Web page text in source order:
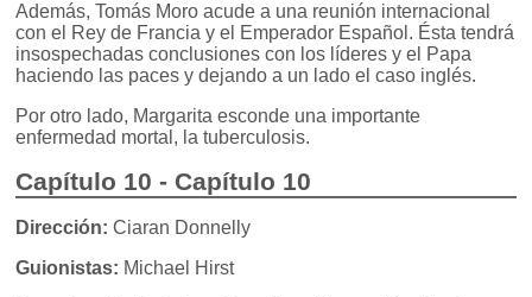
Además, Tomás Moro acude a una reunión internacional
con el Rey de Francia y el Emperador Español. Ésta tendrá
insospechadas conclusiones con los líderes y el Papa
haciendo las paces y dejando a un lado el caso inglés.
Por otro lado, Margarita esconde una importante
enfermedad mortal, la tuberculosis.
Capítulo 10 - Capítulo 10
Dirección: Ciaran Donnelly
Guionistas: Michael Hirst